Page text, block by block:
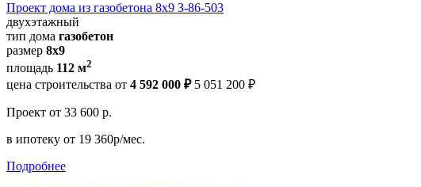
Проект дома из газобетона 8х9 З-86-503
двухэтажный
тип дома газобетон
размер 8х9
площадь 112 м2
цена строительства от 4 592 000 ₽ 5 051 200 ₽
Проект от 33 600 р.
в ипотеку от 19 360р/мес.
Подробнее